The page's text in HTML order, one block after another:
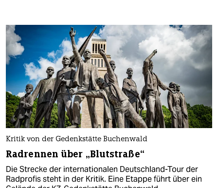
Kritik von der Gedenkstätte Buchenwald
Radrennen über „Blutstraße“
Die Strecke der internationalen Deutschland-Tour der
Radprofis steht in der Kritik. Eine Etappe führt über ein